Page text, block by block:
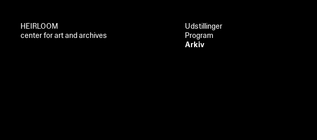
HEIRLOOM
center for art and archives
Udstillinger
Program
Arkiv